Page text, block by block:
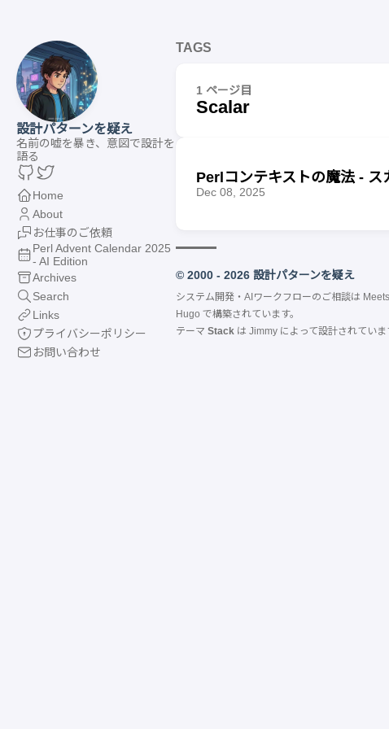
設計パターンを疑え
名前の嘘を暴き、意図で設計を
語る
Home
About
お仕事のご依頼
Perl Advent Calendar 2025
- AI Edition
Archives
Search
Links
プライバシーポリシー
お問い合わせ
TAGS
1 ページ目
Scalar
Perlコンテキストの魔法 -
Dec 08, 2025
© 2000 - 2026 設計パターンを疑え
システム開発・AIワークフローのご相談は
Hugo で構築されています。
テーマ Stackは Jimmyによって設計されていま